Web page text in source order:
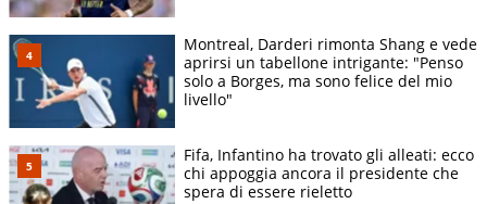
Montreal, Darderi rimonta Shang e vede
aprirsi un tabellone intrigante: "Penso
solo a Borges, ma sono felice del mio
livello"
Fifa, Infantino ha trovato gli alleati: ecco
chi appoggia ancora il presidente che
spera di essere rieletto